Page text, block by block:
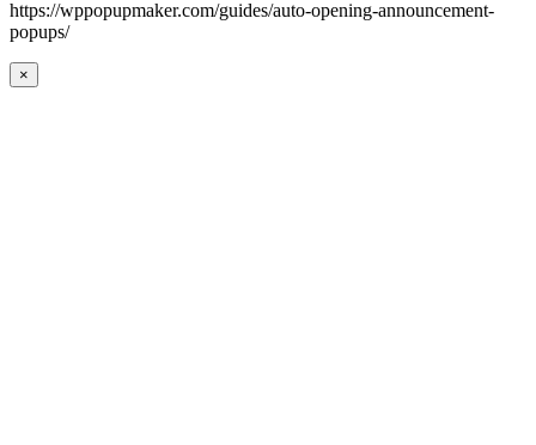
https://wppopupmaker.com/guides/auto-opening-announcement-
popups/
×